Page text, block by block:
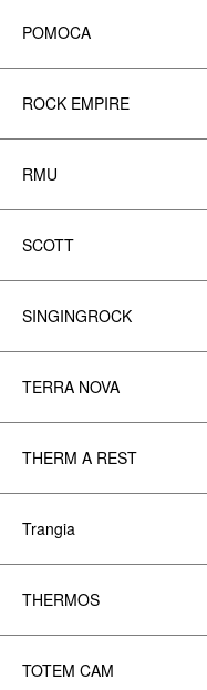
POMOCA
ROCK EMPIRE
RMU
SCOTT
SINGINGROCK
TERRA NOVA
THERM A REST
Trangia
THERMOS
TOTEM CAM